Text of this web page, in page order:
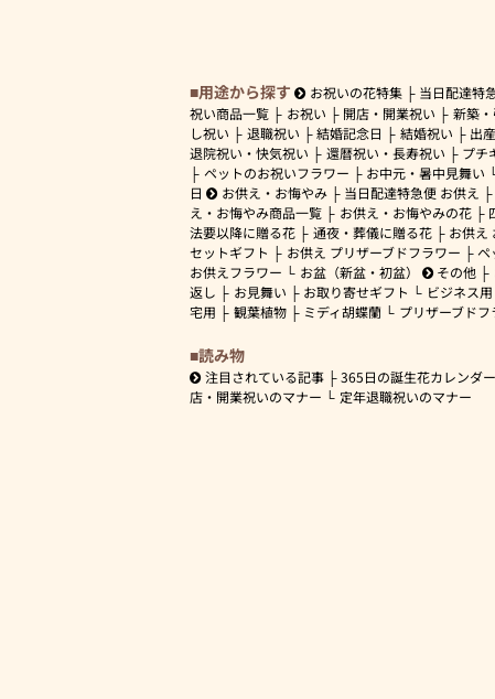
用途から探す お祝いの花特集 当日配達特
祝い商品一覧
お祝い 開店・開業祝い
新築
し祝い
退職祝い 結婚記念日 結婚祝い
出
退院祝い・快気祝い
還暦祝い・長寿祝い
プチ
ペットのお祝いフラワー
お中元・暑中見舞い
日
お供え・お悔やみ 当日配達特急便 お供え
え・お悔やみ商品一覧
お供え・お悔やみの花
法要以降に贈る花
通夜・葬儀に贈る花
お供え
セットギフト
お供え プリザーブドフラワー
ペ
お供えフラワー
お盆（新盆・初盆） その他
返し
お見舞い お取り寄せギフト ビジネス用
宅用
観葉植物 ミディ胡蝶蘭 プリザーブドフ
読み物
注目されている記事 365日の誕生花カレンダー
店・開業祝いのマナー
定年退職祝いのマナー